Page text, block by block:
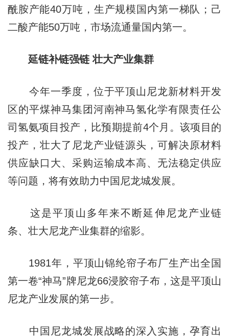
酰胺产能40万吨，生产规模国内第一梯队；己
二酸产能50万吨，市场流通量国内第一。
延链补链强链 壮大产业集群
今年一季度，位于平顶山尼龙新材料开发
区的平煤神马集团河南神马氢化学有限责任公
司氢氨项目投产，比预期提前4个月。该项目的
投产，壮大了尼龙产业链源头，可解决原材料
供应缺口大、采购运输成本高、无法稳定供应
等问题，将有效助力中国尼龙城发展。
这是平顶山多年来不断延伸尼龙产业链
条、壮大尼龙产业集群的缩影。
1981年，平顶山锦纶帘子布厂生产出全国
第一卷“神马”牌尼龙66浸胶帘子布，这是平顶山
尼龙产业发展的第一步。
中国尼龙城发展战略的深入实施，孕育出